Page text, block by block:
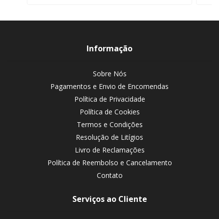
Informação
Sobre Nós
Pagamentos e Envio de Encomendas
Política de Privacidade
Política de Cookies
Termos e Condições
Resolução de Litígios
Livro de Reclamações
Política de Reembolso e Cancelamento
Contato
Serviços ao Cliente